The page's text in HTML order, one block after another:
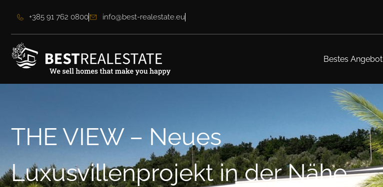
+385 91 762 0800 info@best-realestate.eu
Bestes Angebot
THE VIEW – Neues
Luxusvillenprojekt in der Nähe